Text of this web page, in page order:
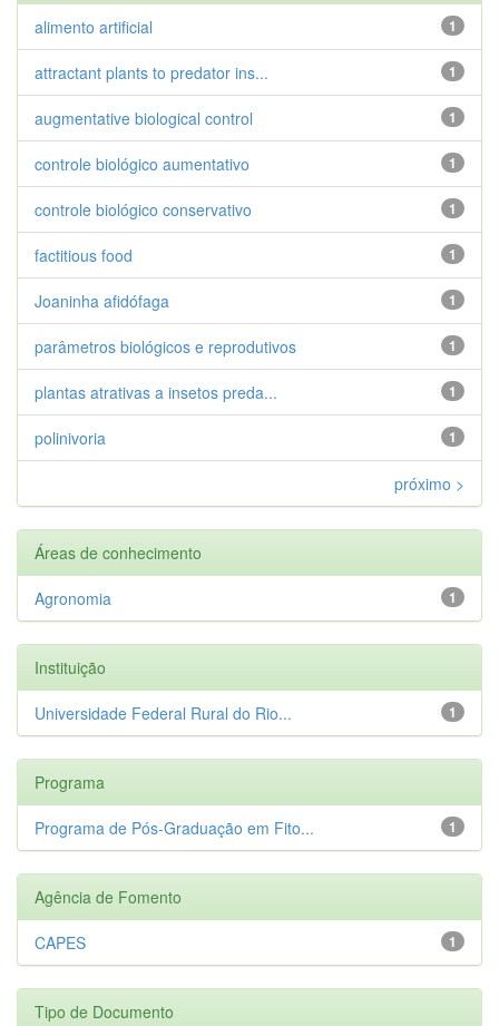
1
alimento artificial
1
attractant plants to predator ins...
1
augmentative biological control
1
controle biológico aumentativo
1
controle biológico conservativo
1
factitious food
1
Joaninha afidófaga
1
parâmetros biológicos e reprodutivos
1
plantas atrativas a insetos preda...
1
polinivoria
próximo >
Áreas de conhecimento
1
Agronomia
Instituição
1
Universidade Federal Rural do Rio...
Programa
1
Programa de Pós-Graduação em Fito...
Agência de Fomento
1
CAPES
Tipo de Documento